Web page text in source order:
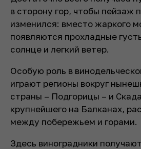
в сторону гор, чтобы пейзаж
изменился: вместо жаркого
появляются прохладные
солнце и легкий ветер.
Особую роль в
играют регионы вокруг
страны – Подгорицы – и
крупнейшего на Балканах,
между побережьем и горами.
Здесь виноградники